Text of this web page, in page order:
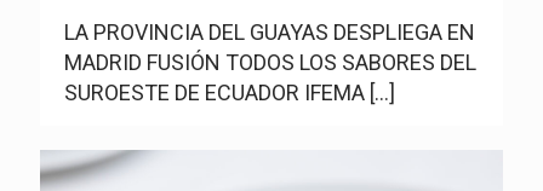
LA PROVINCIA DEL GUAYAS DESPLIEGA EN
MADRID FUSIÓN TODOS LOS SABORES DEL
SUROESTE DE ECUADOR IFEMA […]